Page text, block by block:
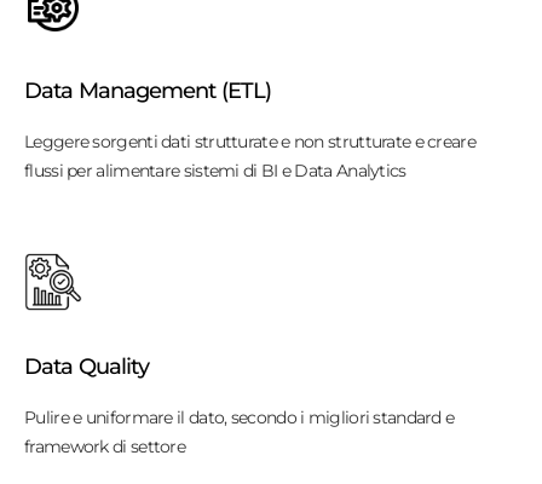
Data Management (ETL)
Leggere sorgenti dati strutturate e non strutturate e creare
flussi per alimentare sistemi di BI e Data Analytics
Data Quality
Pulire e uniformare il dato, secondo i migliori standard e
framework di settore